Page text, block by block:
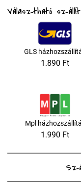
Választható
GLS
1.890 Ft
Mpl
1.990 Ft